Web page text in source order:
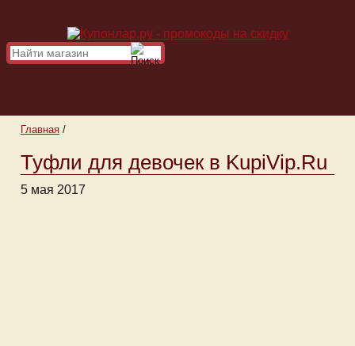
Главная /
Туфли для девочек в KupiVip.Ru
5 мая 2017